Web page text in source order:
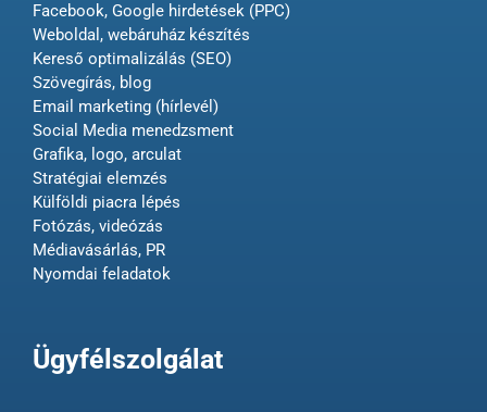
Facebook, Google hirdetések (PPC)
Weboldal, webáruház készítés
Kereső optimalizálás (SEO)
Szövegírás, blog
Email marketing (hírlevél)
Social Media menedzsment
Grafika, logo, arculat
Stratégiai elemzés
Külföldi piacra lépés
Fotózás, videózás
Médiavásárlás, PR
Nyomdai feladatok
Ügyfélszolgálat